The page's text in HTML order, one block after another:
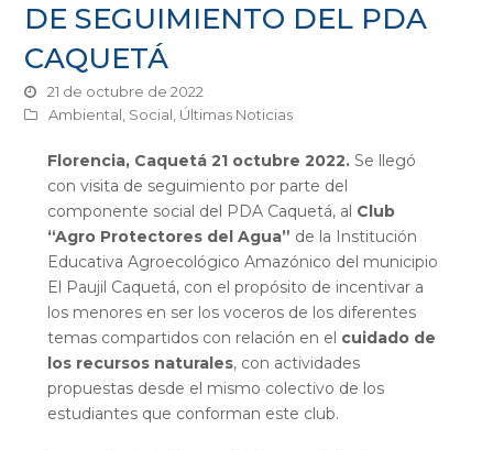
DE SEGUIMIENTO DEL PDA
CAQUETÁ
21 de octubre de 2022
Ambiental, Social, Últimas Noticias
Florencia, Caquetá21 octubre 2022.Se llegó
con visita de seguimiento por parte del
componente social del PDA Caquetá, al Club
“Agro Protectores del Agua” de la Institución
Educativa Agroecológico Amazónico del municipio
El Paujil Caquetá, con el propósito de incentivar a
los menores en ser los voceros de los diferentes
temas compartidos con relación en el cuidado de
los recursos naturales, con actividades
propuestas desde el mismo colectivo de los
estudiantes que conforman este club.